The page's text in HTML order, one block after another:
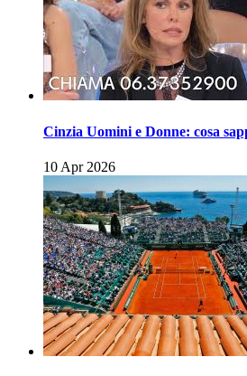
Cinzia Uomini e Donne: cosa
10 Apr 2026